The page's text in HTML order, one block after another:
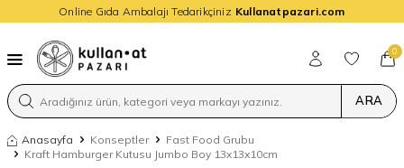
Online Gıda Ambalajı Tedarikçiniz Kullanatpazari.com
ARA
0
Anasayfa Konseptler
Fast Food Grubu
Kraft Hamburger Kutusu Jumbo Boy 13x13x10cm